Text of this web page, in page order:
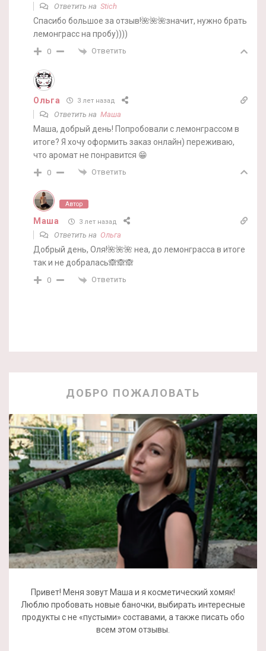
Ответить на Stich
Спасибо большое за отзыв!🌺🌺🌺значит, нужно брать
лемонграсс на пробу))))
0 Ответить
Ольга 3 лет назад
Ответить на Маша
Маша, добрый день! Попробовали с лемонграссом в
итоге? Я хочу оформить заказ онлайн) переживаю,
что аромат не понравится 😁
0 Ответить
Автор
Маша 3 лет назад
Ответить на Ольга
Добрый день, Оля!🌺🌺🌺 неа, до лемонграсса в итоге
так и не добралась🙈🙈🙈
0 Ответить
ДОБРО ПОЖАЛОВАТЬ
Привет! Меня зовут Маша и я косметический хомяк!
Люблю пробовать новые баночки, выбирать интересные
продукты с не «пустыми» составами, а также писать обо
всем этом отзывы.